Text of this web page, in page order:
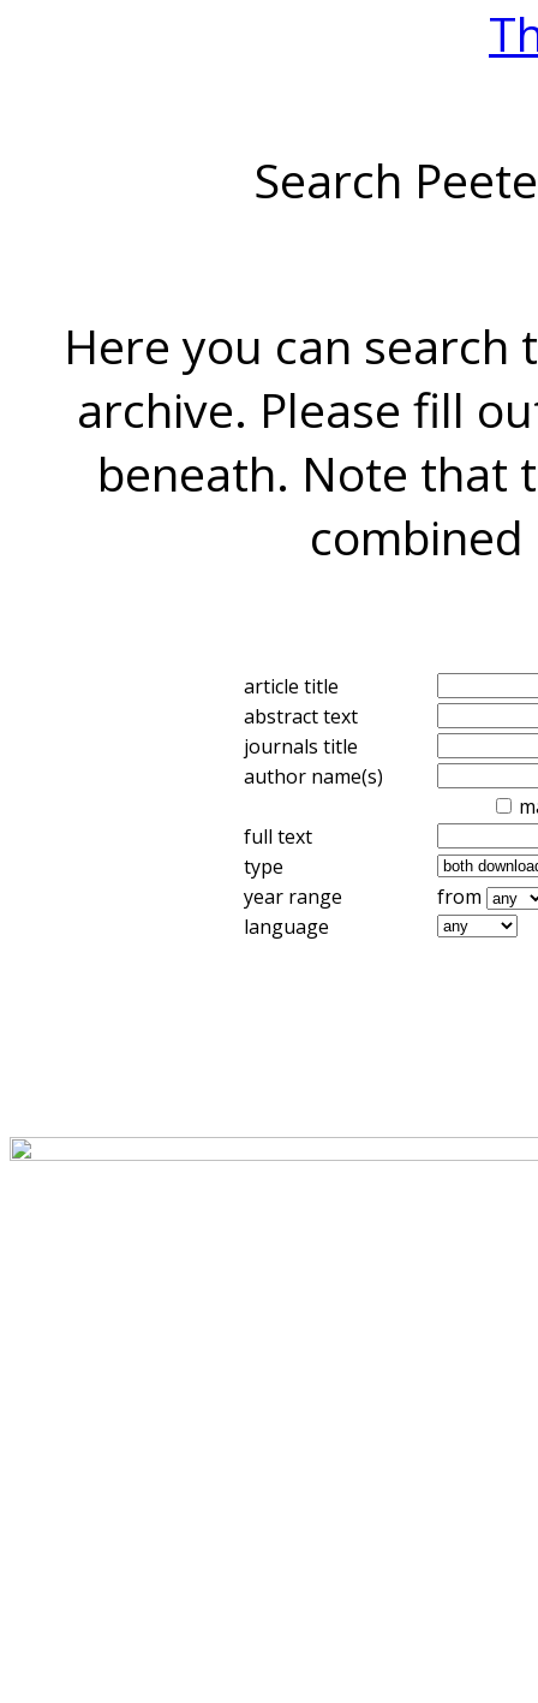
Search
Here you can search
archive. Please fill
beneath. Note that
combined
article title
abstract text
journals title
author name(s)
full text
type
year range
from
language